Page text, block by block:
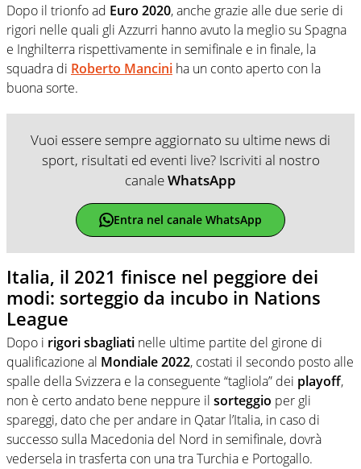
Dopo il trionfo ad Euro 2020, anche grazie alle due serie di
rigori nelle quali gli Azzurri hanno avuto la meglio su Spagna
e Inghilterra rispettivamente in semifinale e in finale, la
squadra di Roberto Mancini ha un conto aperto con la
buona sorte.
Vuoi essere sempre aggiornato su ultime news di
sport, risultati ed eventi live? Iscriviti al nostro
canaleWhatsApp
Entra nel canale WhatsApp
Italia, il 2021 finisce nel peggiore dei
modi: sorteggio da incubo in Nations
League
Dopo i rigori sbagliati nelle ultime partite del girone di
qualificazione al Mondiale 2022, costati il secondo posto alle
spalle della Svizzera e la conseguente “tagliola” dei playoff,
non è certo andato bene neppure il sorteggio per gli
spareggi, dato che per andare in Qatar l’Italia, in caso di
successo sulla Macedonia del Nord in semifinale, dovrà
vedersela in trasferta con una tra Turchia e Portogallo.